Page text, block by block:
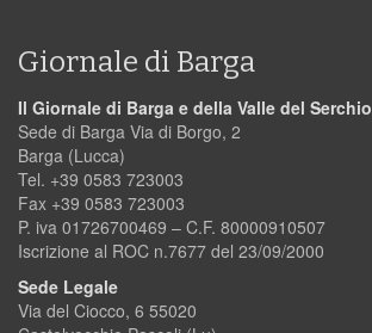
Giornale di Barga
Il Giornale di Barga e della Valle del Serchio
Sede di Barga Via di Borgo, 2
Barga (Lucca)
Tel. +39 0583 723003
Fax +39 0583 723003
P. iva 01726700469 – C.F. 80000910507
Iscrizione al ROC n.7677 del 23/09/2000
Sede Legale
Via del Ciocco, 6 55020